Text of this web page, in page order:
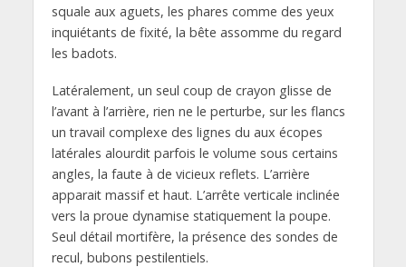
squale aux aguets, les phares comme des yeux
inquiétants de fixité, la bête assomme du regard
les badots.
Latéralement, un seul coup de crayon glisse de
l’avant à l’arrière, rien ne le perturbe, sur les flancs
un travail complexe des lignes du aux écopes
latérales alourdit parfois le volume sous certains
angles, la faute à de vicieux reflets. L’arrière
apparait massif et haut. L’arrête verticale inclinée
vers la proue dynamise statiquement la poupe.
Seul détail mortifère, la présence des sondes de
recul, bubons pestilentiels.